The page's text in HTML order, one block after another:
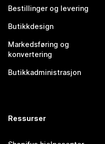
Bestillinger og levering
Butikkdesign
Markedsføring og
konvertering
Butikkadministrasjon
Ressurser